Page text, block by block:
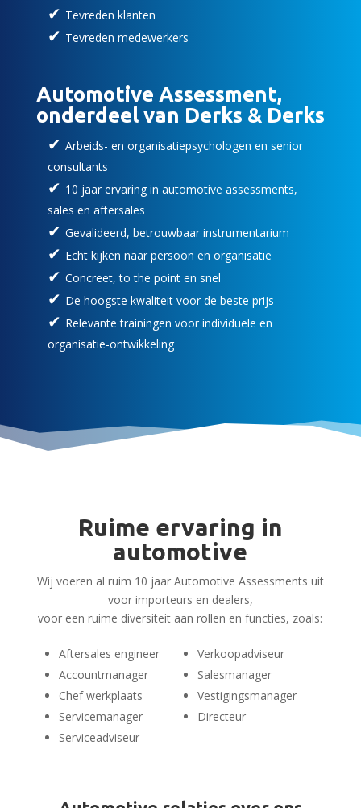
Tevreden klanten
Tevreden medewerkers
Automotive Assessment,
onderdeel van Derks & Derks
Arbeids- en organisatiepsychologen en senior
consultants
10 jaar ervaring in automotive assessments,
sales en aftersales
Gevalideerd, betrouwbaar instrumentarium
Echt kijken naar persoon en organisatie
Concreet, to the point en snel
De hoogste kwaliteit voor de beste prijs
Relevante trainingen voor individuele en
organisatie-ontwikkeling
Ruime ervaring in
automotive
Wij voeren al ruim 10 jaar Automotive Assessments uit
voor importeurs en dealers,
voor een ruime diversiteit aan rollen en functies, zoals:
Aftersales engineer
Accountmanager
Chef werkplaats
Servicemanager
Serviceadviseur
Verkoopadviseur
Salesmanager
Vestigingsmanager
Directeur